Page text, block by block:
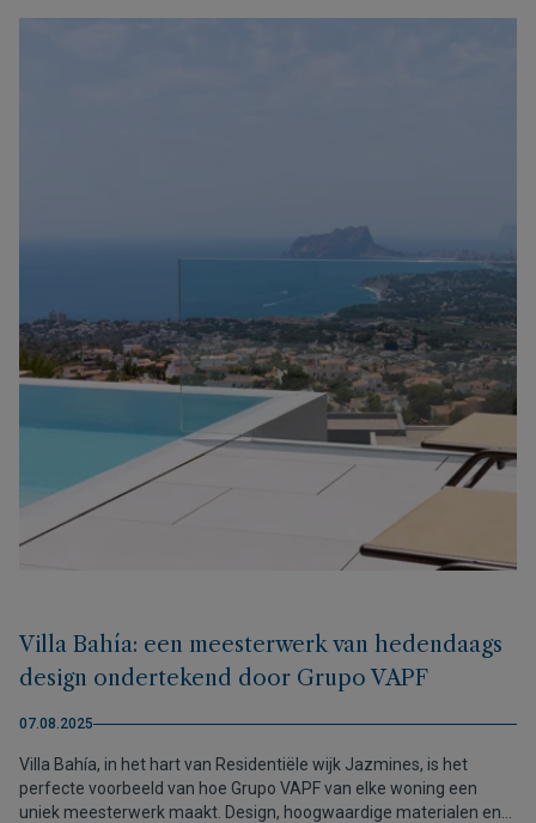
Villa Bahía: een meesterwerk van hedendaags
design ondertekend door Grupo VAPF
07.08.2025
Villa Bahía, in het hart van Residentiële wijk Jazmines, is het
perfecte voorbeeld van hoe Grupo VAPF van elke woning een
uniek meesterwerk maakt. Design, hoogwaardige materialen en